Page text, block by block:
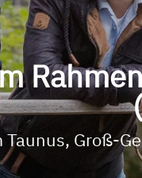
Taunus, Groß-